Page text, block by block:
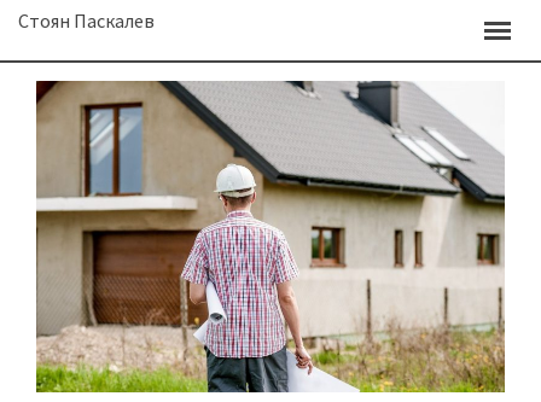
Skip
content
Стоян Паскалев